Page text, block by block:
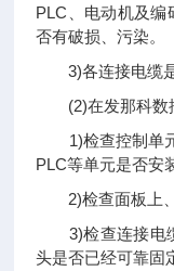
PLC、电动机及编
否有破损、污染。
3)各连接电缆是
(2)在发那科数
1)检查控制单元
PLC等单元是否安
2)检查面板上、
3)检查连接电缆
头是否已经可靠固